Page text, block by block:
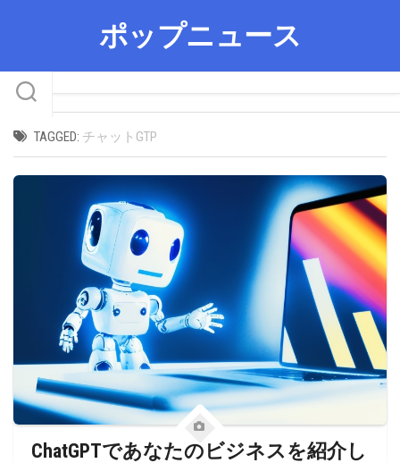
ポップニュース
TAGGED: チャットGTP
ChatGPTであなたのビジネスを紹介し